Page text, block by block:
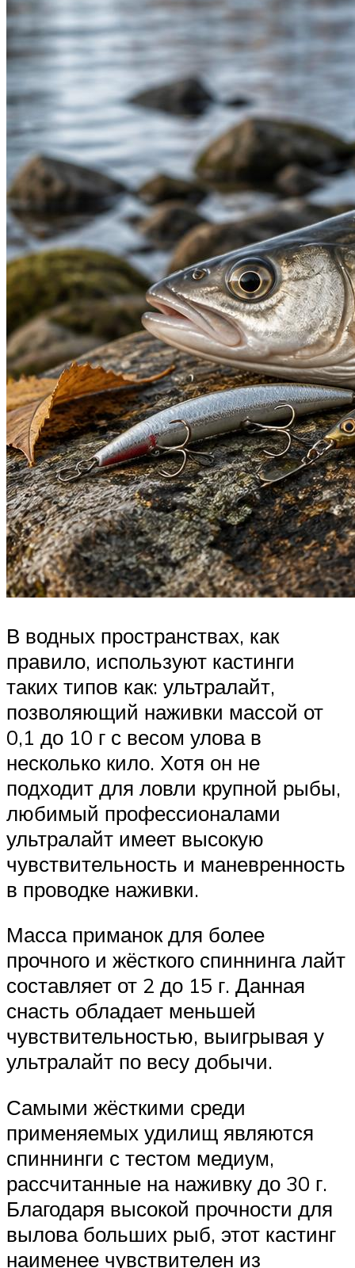
В водных пространствах, как
правило, используют кастинги
таких типов как: ультралайт,
позволяющий наживки массой от
0,1 до 10 г с весом улова в
несколько кило. Хотя он не
подходит для ловли крупной рыбы,
любимый профессионалами
ультралайт имеет высокую
чувствительность и маневренность
в проводке наживки.
Масса приманок для более
прочного и жёсткого спиннинга лайт
составляет от 2 до 15 г. Данная
снасть обладает меньшей
чувствительностью, выигрывая у
ультралайт по весу добычи.
Самыми жёсткими среди
применяемых удилищ являются
спиннинги с тестом медиум,
рассчитанные на наживку до 30 г.
Благодаря высокой прочности для
вылова больших рыб, этот кастинг
наименее чувствителен из